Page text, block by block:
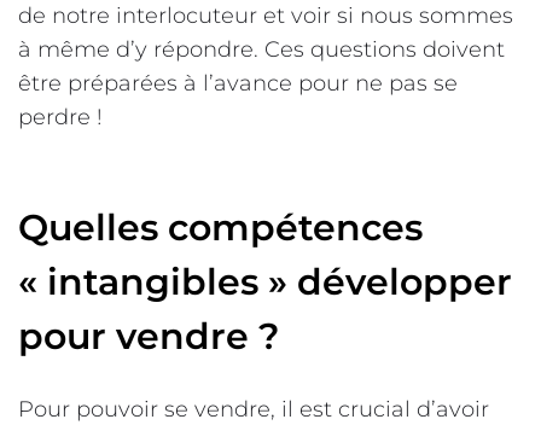
de notre interlocuteur et voir si nous sommes
à même d’y répondre. Ces questions doivent
être préparées à l’avance pour ne pas se
perdre !
Quelles compétences
« intangibles » développer
pour vendre ?
Pour pouvoir se vendre, il est crucial d’avoir